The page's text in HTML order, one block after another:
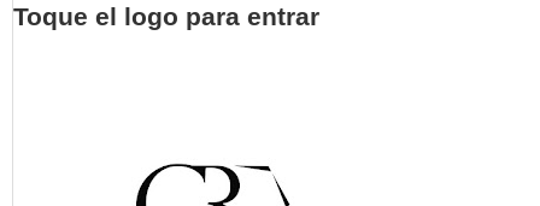
Toque el logo para entrar